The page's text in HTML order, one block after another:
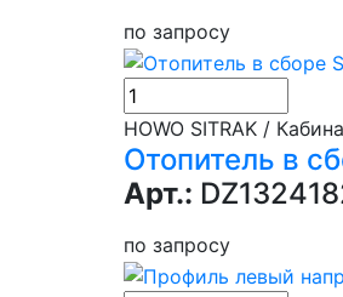
по запросу
HOWO SITRAK / Кабина
Отопитель в
Арт.:
по запросу